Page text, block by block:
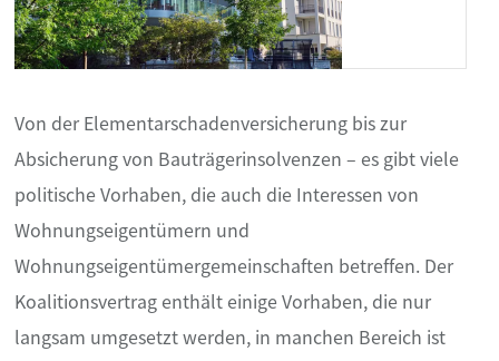
Von der Elementarschadenversicherung bis zur
Absicherung von Bauträgerinsolvenzen – es gibt viele
politische Vorhaben, die auch die Interessen von
Wohnungseigentümern und
Wohnungseigentümergemeinschaften betreffen. Der
Koalitionsvertrag enthält einige Vorhaben, die nur
langsam umgesetzt werden, in manchen Bereich ist